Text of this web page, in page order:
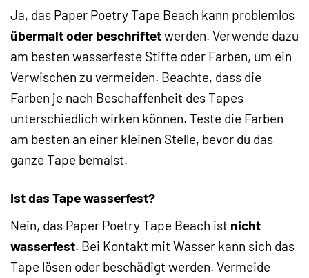
Ja, das Paper Poetry Tape Beach kann problemlos
übermalt oder beschriftetwerden. Verwende dazu
am besten wasserfeste Stifte oder Farben, um ein
Verwischen zu vermeiden. Beachte, dass die
Farben je nach Beschaffenheit des Tapes
unterschiedlich wirken können. Teste die Farben
am besten an einer kleinen Stelle, bevor du das
ganze Tape bemalst.
Ist das Tape wasserfest?
Nein, das Paper Poetry Tape Beach ist nicht
wasserfest. Bei Kontakt mit Wasser kann sich das
Tape lösen oder beschädigt werden. Vermeide